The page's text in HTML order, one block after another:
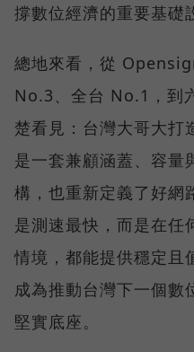
撐數位經濟的重要基礎
總地來看，從
No.3、全台 No.1，到
楚看見：台灣大哥大打
是一套兼顧涵蓋、容量
構，也重新定義了好網
是測速最快，而是在任
情境，都能提供穩定且
成為推動台灣下一個數
堅實底座。